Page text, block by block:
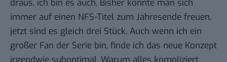
draus, ich bin es auch. Bisher konnte man sich
immer auf einen NFS-Titel zum Jahresende freuen,
jetzt sind es gleich drei Stück. Auch wenn ich ein
großer Fan der Serie bin, finde ich das neue Konzept